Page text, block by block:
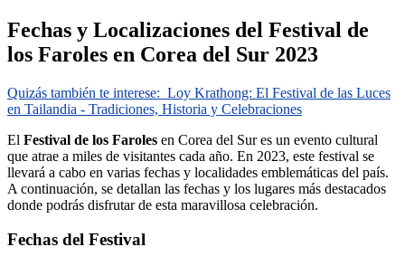
Fechas y Localizaciones del Festival de
los Faroles en Corea del Sur 2023
Quizás también te interese: Loy Krathong: El Festival de las Luces
en Tailandia - Tradiciones, Historia y Celebraciones
El Festival de los Faroles en Corea del Sur es un evento cultural
que atrae a miles de visitantes cada año. En 2023, este festival se
llevará a cabo en varias fechas y localidades emblemáticas del país.
A continuación, se detallan las fechas y los lugares más destacados
donde podrás disfrutar de esta maravillosa celebración.
Fechas del Festival